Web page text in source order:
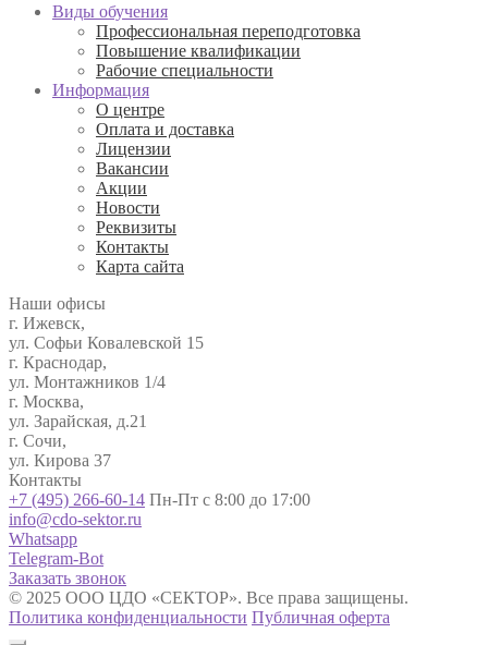
Виды обучения
Профессиональная переподготовка
Повышение квалификации
Рабочие специальности
Информация
О центре
Оплата и доставка
Лицензии
Вакансии
Акции
Новости
Реквизиты
Контакты
Карта сайта
Наши офисы
г. Ижевск,
ул. Софьи Ковалевской 15
г. Краснодар,
ул. Монтажников 1/4
г. Москва,
ул. Зарайская, д.21
г. Сочи,
ул. Кирова 37
Контакты
+7 (495) 266-60-14 Пн-Пт с 8:00 до 17:00
info@cdo-sektor.ru
Whatsapp
Telegram-Bot
Заказать звонок
© 2025 ООО ЦДО «СЕКТОР». Все права защищены.
Политика конфиденциальности Публичная оферта